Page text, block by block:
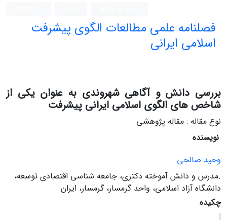
فصلنامه علمی مطالعات الگوی پیشرفت
اسلامی ایرانی
بررسی دانش و آگاهی شهروندی به عنوان یکی از
شاخص های الگوی اسلامی ایرانی پیشرفت
نوع مقاله : مقاله پژوهشی
نویسنده
وحید صالحی
.مدرس و دانش آموخته دکتری، جامعه شناسی اقتصادی توسعه،
دانشگاه آزاد اسلامی، واحد گرمسار، گرمسار، ایران
چکیده